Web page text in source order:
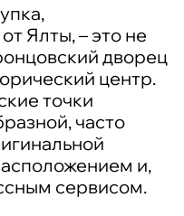
Ялты, – это не
дворец
центр.
точки
часто
и,
сервисом.